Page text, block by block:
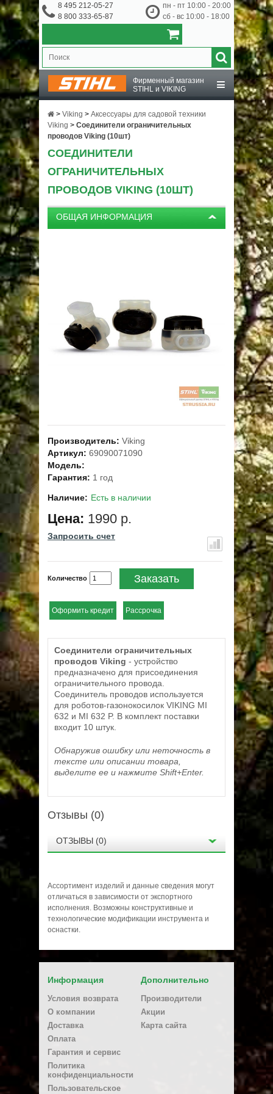
8 495 212-05-27
8 800 333-65-87
пн - пт 10:00 - 20:00
сб - вс 10:00 - 18:00
Фирменный магазин
STIHL и VIKING
STIHL
OCHSENKOPF
ПРИНАДЛЕЖНОСТИ
ГАРАНТИЯ И СЕРВИС
> Viking > Аксессуары для садовой техники
Viking > Соединители ограничительных
проводов Viking (10шт)
СОЕДИНИТЕЛИ
ОГРАНИЧИТЕЛЬНЫХ
ПРОВОДОВ VIKING (10ШТ)
ОБЩАЯ ИНФОРМАЦИЯ
Производитель: Viking
Артикул: 69090071090
Модель:
Гарантия: 1 год
Наличие: Есть в наличии
Цена: 1990 р.
Запросить счет
Количество Заказать
Оформить кредит Рассрочка
Соединители ограничительных
проводов Viking - устройство
предназначено для присоединения
ограничительного провода.
Соединитель проводов используется
для роботов-газонокосилок VIKING MI
632 и MI 632 P. В комплект поставки
входит 10 штук.
Обнаружив ошибку или неточность в
тексте или описании товара,
выделите ее и нажмите Shift+Enter.
Отзывы (0)
ОТЗЫВЫ (0)
Написать отзыв
Ваше имя:
E-mail
Плюсы
Ассортимент изделий и данные сведения могут
отличаться в зависимости от экспортного
исполнения. Возможны конструктивные и
технологические модификации инструмента и
оснастки.
Информация
Условия возврата
О компании
Доставка
Оплата
Гарантия и сервис
Политика
конфиденциальности
Пользовательское
Дополнительно
Производители
Акции
Карта сайта